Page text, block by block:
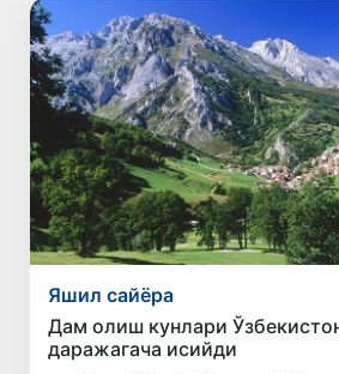
Яшил сайёра
Дам олиш кунлари
даражагача исийди